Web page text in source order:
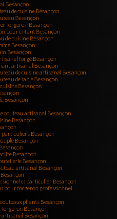
Franche-Comté
chasse à la main avec un forgeron à
Bourgogne pour apprendre à créer un
|Stage de coutellerie avec un artisan
de couteau sur-mesure
artisan forgeron à Vielverge, ô Feu
forgé et couteau pliant, produit
Besançon
de cuisine Besançon
Besançon
forgeron Besançon
pour enfant Besançon
de cuisine Besançon
Besançon
Besançon
forgé Besançon
artisanal Besançon
de cuisine artisanal Besançon
de table Besançon
Besançon
Besançon
couteau artisanal Besançon
Besançon
Besançon
Besançon
Besançon
Besançon
artisanal Besançon
et particulier Besançon
pour forgeron professionnel
pliants Besançon
forgeron Besançon
artisanal Besançon